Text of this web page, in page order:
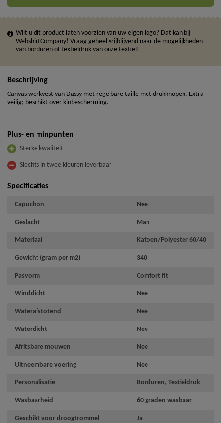
Wilt u dit product laten voorzien van uw eigen logo? Dat kan bij
WebshirtCompany! Vraag geheel vrijblijvend naar de mogelijkheden
van borduren of textieldruk van onze textiel!
Beschrijving
Canvas werkvest van Dassy met regelbare taille met drukknopen. Extra
veilig; beschikt over kinbescherming.
Plus- en minpunten
Sterke kwaliteit
Slechts in twee kleuren leverbaar
Specificaties
Capuchon Nee
Geslacht Man
Materiaal Katoen/Polyester 60/40
Gewicht (gram per m2) 340
Pasvorm Comfort fit
Winddicht Nee
Waterafstotend Nee
Waterdicht Nee
Afritsbare mouwen Nee
Uitneembare voering Nee
Personalisatie Borduren, Textieldruk
Wasbaarheid 60 graden wasbaar
Geschikt voor droogtrommel Ja